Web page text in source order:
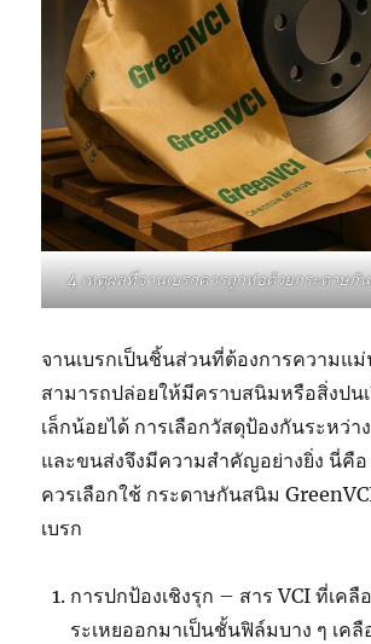
4 เหตุผลที่จานเบรกควรถูกห่อด้วยกระดาษกั
จานเบรกเป็นชิ้นส่วนที่ต้องการความแม่
สามารถปล่อยให้มีคราบสนิมหรือสิ่งปน
เล็กน้อยได้ การเลือกวัสดุป้องกันระหว่า
และขนส่งจึงมีความสำคัญอย่างยิ่ง นี่คื
ควรเลือกใช้ กระดาษกันสนิม
เบรก
การปกป้องเชิงรุก – สาร VCI ที่เคลื
ระเหยออกมาเป็นชั้นฟิล์มบาง ๆ เคลื